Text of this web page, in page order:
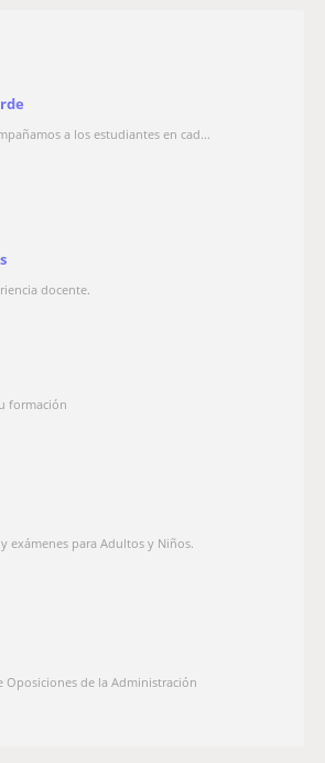
a los estudiantes en cad...
docente.
formación
exámenes para Adultos y Niños.
Oposiciones de la Administración